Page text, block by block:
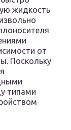
жидкость
от
Поскольку
типами